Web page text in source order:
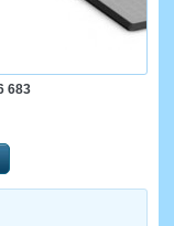
683